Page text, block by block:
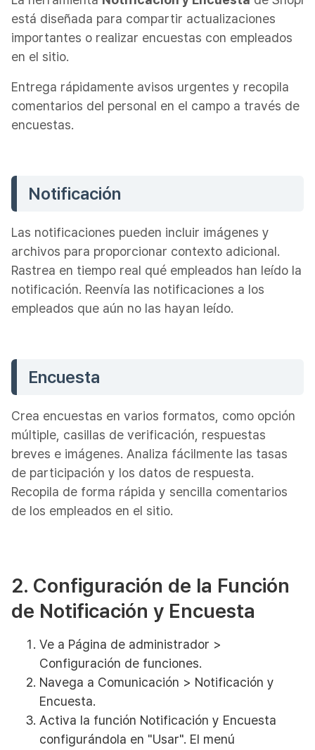
está diseñada para compartir actualizaciones
importantes o realizar encuestas con empleados
en el sitio.
Entrega rápidamente avisos urgentes y recopila
comentarios del personal en el campo a través de
encuestas.
Notificación
Las notificaciones pueden incluir imágenes y
archivos para proporcionar contexto adicional.
Rastrea en tiempo real qué empleados han leído la
notificación. Reenvía las notificaciones a los
empleados que aún no las hayan leído.
Encuesta
Crea encuestas en varios formatos, como opción
múltiple, casillas de verificación, respuestas
breves e imágenes. Analiza fácilmente las tasas
de participación y los datos de respuesta.
Recopila de forma rápida y sencilla comentarios
de los empleados en el sitio.
2. Configuración de la Función
de Notificación y Encuesta
Ve a Página de administrador >
Configuración de funciones.
Navega a Comunicación > Notificación y
Encuesta.
Activa la función Notificación y Encuesta
configurándola en "Usar". El menú